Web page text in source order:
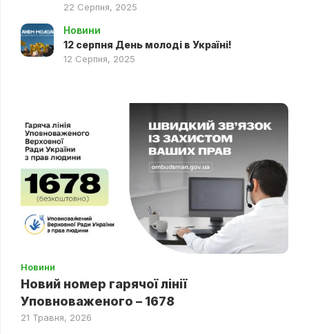
22 Серпня, 2025
Новини
12 серпня День молоді в Україні!
12 Серпня, 2025
Новини
Новий номер гарячої лінії
Уповноваженого – 1678
21 Травня, 2026